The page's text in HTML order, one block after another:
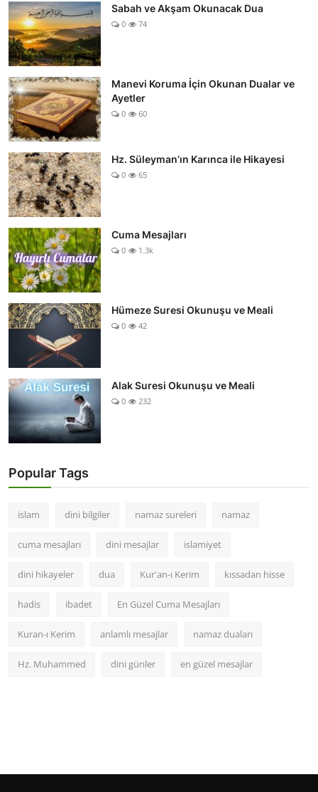
Sabah ve Akşam Okunacak Dua
0 74
Manevi Koruma İçin Okunan Dualar ve
Ayetler
0 60
Hz. Süleyman’ın Karınca ile Hikayesi
0 65
Cuma Mesajları
0 1.3k
Hümeze Suresi Okunuşu ve Meali
0 42
Alak Suresi Okunuşu ve Meali
0 232
Popular Tags
islam dini bilgiler namaz sureleri namaz
cuma mesajları dini mesajlar islamiyet
dini hikayeler dua Kur'an-ı Kerim kıssadan hisse
hadis ibadet En Güzel Cuma Mesajları
Kuran-ı Kerim anlamlı mesajlar namaz duaları
Hz. Muhammed dini günler en güzel mesajlar